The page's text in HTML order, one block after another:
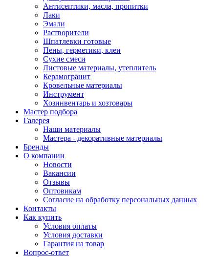
Антисептики, масла, пропитки
Лаки
Эмали
Растворители
Шпатлевки готовые
Пены, герметики, клеи
Сухие смеси
Листовые материалы, утеплитель
Керамогранит
Кровельные материалы
Инструмент
Хозинвентарь и хозтовары
Мастер подбора
Галерея
Наши материалы
Мастера - декоративные материалы
Бренды
О компании
Новости
Вакансии
Отзывы
Оптовикам
Cогласие на обработку персональных данных
Контакты
Как купить
Условия оплаты
Условия доставки
Гарантия на товар
Вопрос-ответ